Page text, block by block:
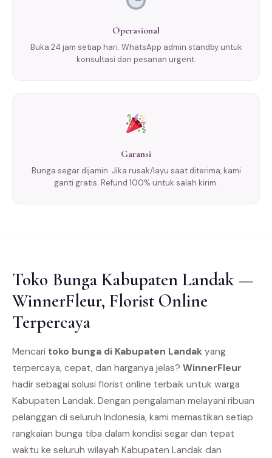
Operasional
Buka 24 jam setiap hari. WhatsApp admin standby untuk
konsultasi dan pesanan urgent.
Garansi
Bunga segar dijamin. Jika rusak/layu saat diterima, kami
ganti gratis. Refund 100% untuk salah kirim.
Toko Bunga Kabupaten Landak —
WinnerFleur, Florist Online
Terpercaya
Mencari toko bunga di Kabupaten Landak yang
terpercaya, cepat, dan harganya jelas? WinnerFleur
hadir sebagai solusi florist online terbaik untuk warga
Kabupaten Landak. Dengan pengalaman melayani ribuan
pelanggan di seluruh Indonesia, kami memastikan setiap
rangkaian bunga tiba dalam kondisi segar dan tepat
waktu ke seluruh wilayah Kabupaten Landak dan